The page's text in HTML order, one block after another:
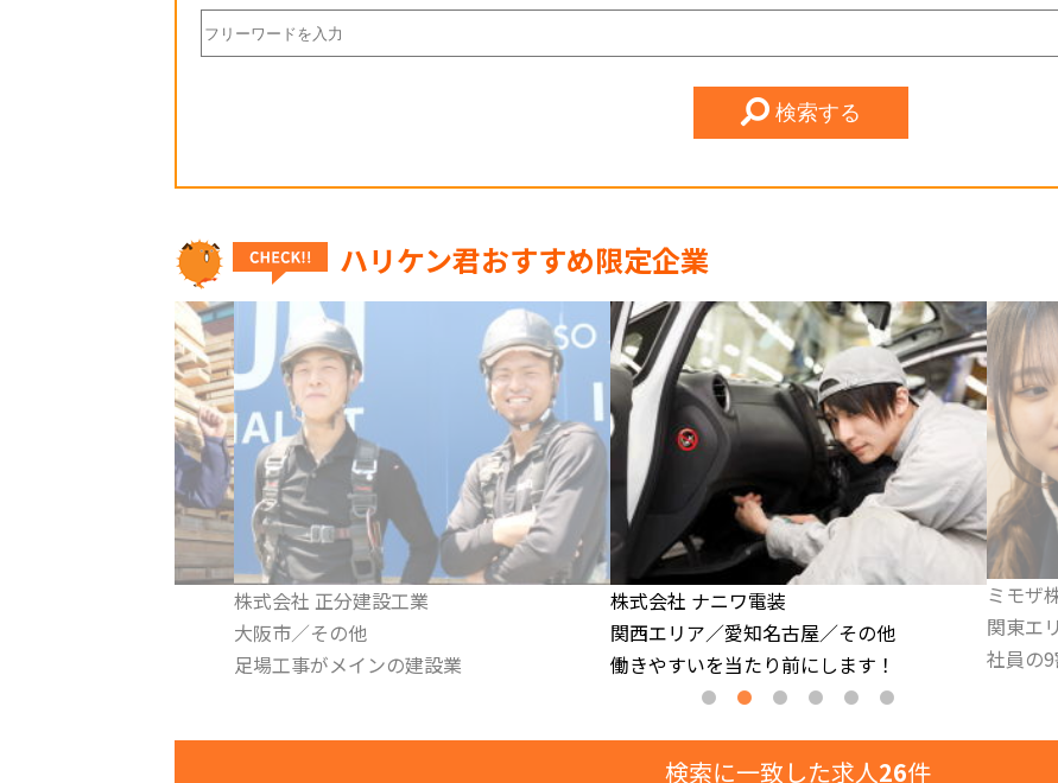
検索する
ハリケン君おすすめ限定企業
株式会社 ナニワ電装
関西エリア／愛知名古屋／その他
働きやすいを当たり前にします！
ミモザ株式会社
関東エリア/宮城
社員の9割が未経験者として入社
シモハ
関東エ
準中型
検索に一致した求人26件